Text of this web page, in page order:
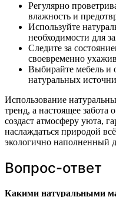
Регулярно
влажность и
Используйте
необходимости для
Следите за
своевременно
Выбирайте мебель и
натуральных
Использование
тренд, а настоящее
создаст атмосферу уюта,
наслаждаться природой
экологично наполненный
Вопрос-ответ
Какими натуральными